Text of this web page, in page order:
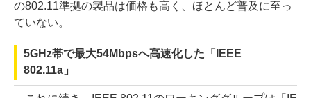
の802.11準拠の製品は価格も高く、ほとんど普及に至っ
ていない。
5GHz帯で最大54Mbpsへ高速化した「IEEE
802.11a」